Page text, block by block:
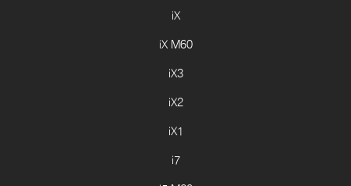
iX
iX M60
iX3
iX2
iX1
i7